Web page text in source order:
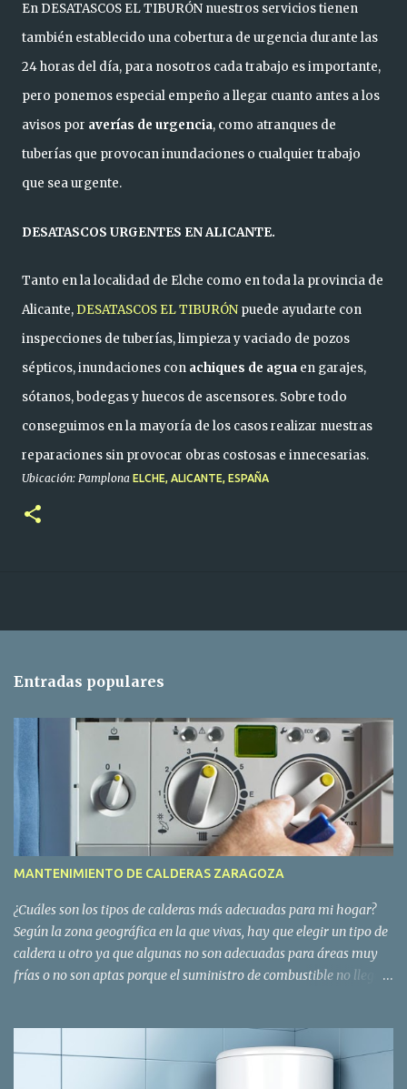
En DESATASCOS EL TIBURÓN nuestros servicios tienen
también establecido una cobertura de urgencia durante las
24 horas del día, para nosotros cada trabajo es importante,
pero ponemos especial empeño a llegar cuanto antes a los
avisos por averías de urgencia, como atranques de
tuberías que provocan inundaciones o cualquier trabajo
que sea urgente.
DESATASCOS URGENTES EN ALICANTE.
Tanto en la localidad de Elche como en toda la provincia de
Alicante, DESATASCOS EL TIBURÓN puede ayudarte con
inspecciones de tuberías, limpieza y vaciado de pozos
sépticos, inundaciones con achiques de agua en garajes,
sótanos, bodegas y huecos de ascensores. Sobre todo
conseguimos en la mayoría de los casos realizar nuestras
reparaciones sin provocar obras costosas e innecesarias.
Ubicación: Pamplona ELCHE, ALICANTE, ESPAÑA
Entradas populares
MANTENIMIENTO DE CALDERAS ZARAGOZA
¿Cuáles son los tipos de calderas más adecuadas para mi hogar?
Según la zona geográfica en la que vivas, hay que elegir un tipo de
caldera u otro ya que algunas no son adecuadas para áreas muy
frías o no son aptas porque el suministro de combustible no llega a
deben tener distintos tipos de funcionamiento según la zona